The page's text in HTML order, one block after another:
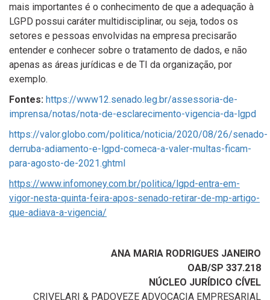
mais importantes é o conhecimento de que a adequação à
LGPD possui caráter multidisciplinar, ou seja, todos os
setores e pessoas envolvidas na empresa precisarão
entender e conhecer sobre o tratamento de dados, e não
apenas as áreas jurídicas e de TI da organização, por
exemplo.
Fontes: https://www12.senado.leg.br/assessoria-de-
imprensa/notas/nota-de-esclarecimento-vigencia-da-lgpd
https://valor.globo.com/politica/noticia/2020/08/26/senado-
derruba-adiamento-e-lgpd-comeca-a-valer-multas-ficam-
para-agosto-de-2021.ghtml
https://www.infomoney.com.br/politica/lgpd-entra-em-
vigor-nesta-quinta-feira-apos-senado-retirar-de-mp-artigo-
que-adiava-a-vigencia/
ANA MARIA RODRIGUES JANEIRO
OAB/SP 337.218
NÚCLEO JURÍDICO CÍVEL
CRIVELARI & PADOVEZE ADVOCACIA EMPRESARIAL